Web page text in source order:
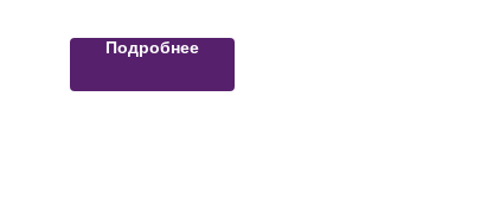
Подробнее